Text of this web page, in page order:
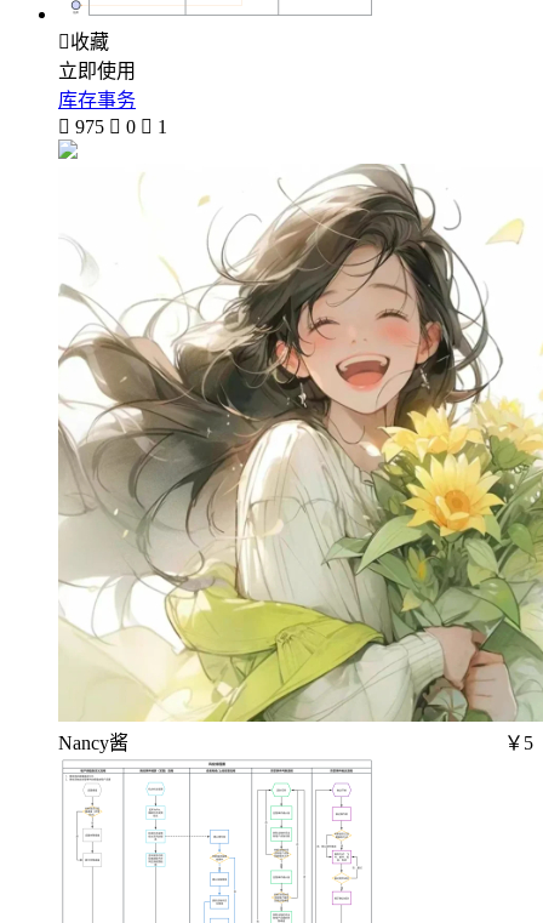
收藏
立即使用
库存事务
 975  0  1
Nancy酱 ￥5